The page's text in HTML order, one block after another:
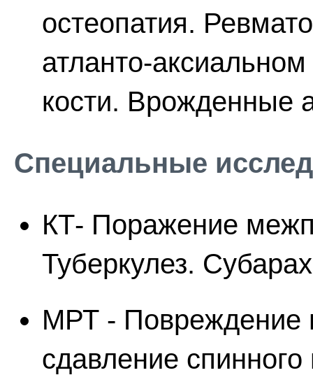
остеопатия.
атланто-
кости. Врожденные
Специальные
КТ- Поражение
Туберкулез.
МРТ - Повреждение
сдавление спинного